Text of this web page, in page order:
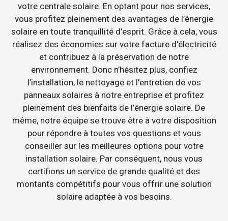
votre centrale solaire. En optant pour nos services,
vous profitez pleinement des avantages de l’énergie
solaire en toute tranquillité d’esprit. Grâce à cela, vous
réalisez des économies sur votre facture d’électricité
et contribuez à la préservation de notre
environnement. Donc n’hésitez plus, confiez
l’installation, le nettoyage et l’entretien de vos
panneaux solaires à notre entreprise et profitez
pleinement des bienfaits de l’énergie solaire. De
même, notre équipe se trouve être à votre disposition
pour répondre à toutes vos questions et vous
conseiller sur les meilleures options pour votre
installation solaire. Par conséquent, nous vous
certifions un service de grande qualité et des
montants compétitifs pour vous offrir une solution
solaire adaptée à vos besoins.